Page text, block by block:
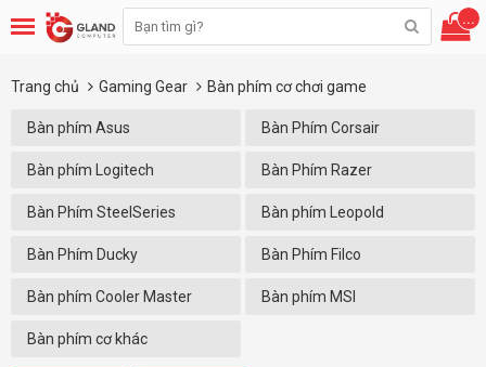
...
Trang chủ Gaming Gear Bàn phím cơ chơi game
Bàn phím Asus Bàn Phím Corsair
Bàn phím Logitech Bàn Phím Razer
Bàn Phím SteelSeries Bàn phím Leopold
Bàn Phím Ducky Bàn Phím Filco
Bàn phím Cooler Master Bàn phím MSI
Bàn phím cơ khác